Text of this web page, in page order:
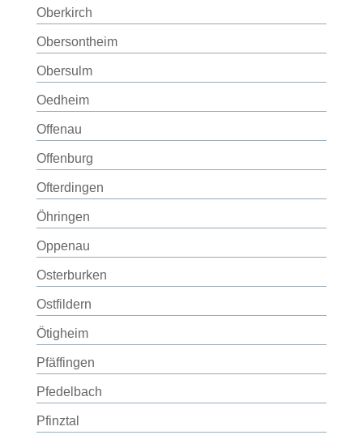
Oberkirch
Obersontheim
Obersulm
Oedheim
Offenau
Offenburg
Ofterdingen
Öhringen
Oppenau
Osterburken
Ostfildern
Ötigheim
Pfäffingen
Pfedelbach
Pfinztal